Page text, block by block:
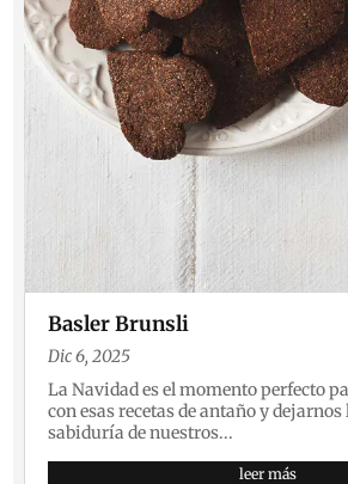
Basler Brunsli
Dic 6, 2025
La Navidad es el momento perfecto
con esas recetas de antaño y
sabiduría de nuestros...
leer más